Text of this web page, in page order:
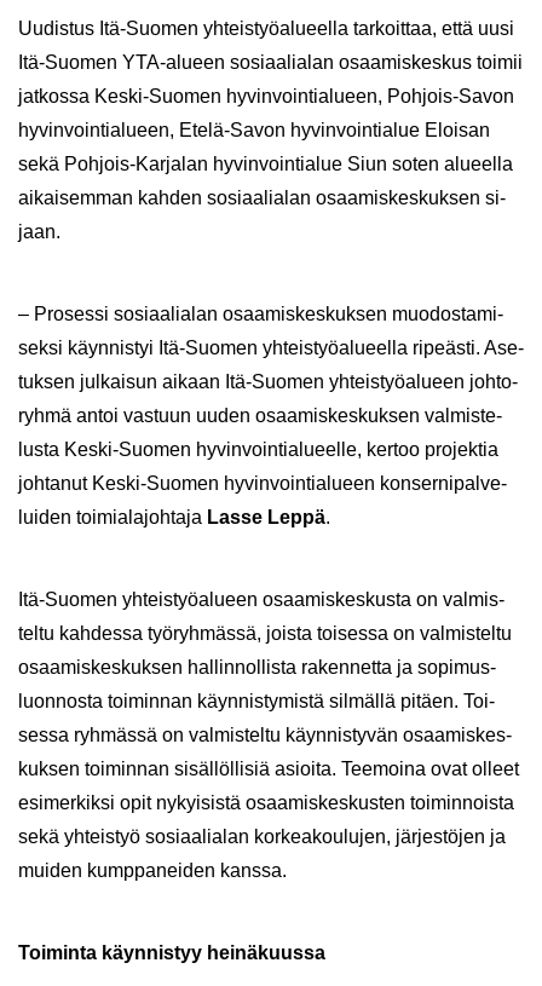
Uu­dis­tus Itä-​Suomen yh­teis­työ­alu­eel­la tar­koit­taa, että uusi
Itä-​Suomen YTA-​alueen so­si­aa­lia­lan osaa­mis­kes­kus toi­mii
jat­kos­sa Keski-​Suomen hy­vin­voin­tia­lu­een, Pohjois-​Savon
hy­vin­voin­tia­lu­een, Etelä-​Savon hy­vin­voin­tia­lue Eloi­san
sekä Pohjois-​Karjalan hy­vin­voin­tia­lue Siun soten alu­eel­la
ai­kai­sem­man kah­den so­si­aa­lia­lan osaa­mis­kes­kuk­sen si­
jaan.
– Pro­ses­si so­si­aa­lia­lan osaa­mis­kes­kuk­sen muo­dos­ta­mi­
sek­si käyn­nis­tyi Itä-​Suomen yh­teis­työ­alu­eel­la ri­peäs­ti. Ase­
tuk­sen jul­kai­sun ai­kaan Itä-​Suomen yh­teis­työ­alu­een joh­to­
ryh­mä antoi vas­tuun uuden osaa­mis­kes­kuk­sen val­mis­te­
lus­ta Keski-​Suomen hy­vin­voin­tia­lu­eel­le, ker­too pro­jek­tia
joh­ta­nut Keski-​Suomen hy­vin­voin­tia­lu­een kon­ser­ni­pal­ve­
lui­den toi­mia­la­joh­ta­ja Lasse Leppä.
Itä-​Suomen yh­teis­työ­alu­een osaa­mis­kes­kus­ta on val­mis­
tel­tu kah­des­sa työ­ryh­mäs­sä, jois­ta toi­ses­sa on val­mis­tel­tu
osaa­mis­kes­kuk­sen hal­lin­nol­lis­ta ra­ken­net­ta ja so­pi­mus­
luon­nos­ta toi­min­nan käyn­nis­ty­mis­tä sil­mäl­lä pi­täen. Toi­
ses­sa ryh­mäs­sä on val­mis­tel­tu käyn­nis­ty­vän osaa­mis­kes­
kuk­sen toi­min­nan si­säl­löl­li­siä asioi­ta. Tee­moi­na ovat ol­leet
esi­mer­kik­si opit ny­kyi­sis­tä osaa­mis­kes­kus­ten toi­min­nois­ta
sekä yh­teis­työ so­si­aa­lia­lan kor­kea­kou­lu­jen, jär­jes­tö­jen ja
mui­den kump­pa­nei­den kans­sa.
Toi­min­ta käyn­nis­tyy hei­nä­kuus­sa